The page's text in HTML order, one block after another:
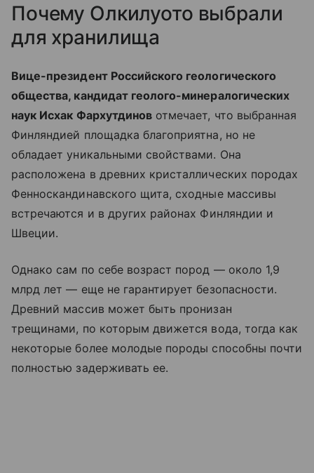
Почему Олкилуото выбрали
для хранилища
Вице-президент Российского геологического
общества, кандидат геолого-минералогических
наук Исхак Фархутдинов отмечает, что выбранная
Финляндией площадка благоприятна, но не
обладает уникальными свойствами. Она
расположена в древних кристаллических породах
Фенноскандинавского щита, сходные массивы
встречаются и в других районах Финляндии и
Швеции.
Однако сам по себе возраст пород — около 1,9
млрд лет — еще не гарантирует безопасности.
Древний массив может быть пронизан
трещинами, по которым движется вода, тогда как
некоторые более молодые породы способны почти
полностью задерживать ее.